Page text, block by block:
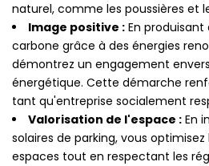
naturel, comme les poussières et
Image positive : En
carbone grâce à des énergies
démontrez un engagement
énergétique. Cette démarche
tant qu'entreprise socialement
Valorisation de l'espace : En
solaires de parking, vous
espaces tout en respectant les